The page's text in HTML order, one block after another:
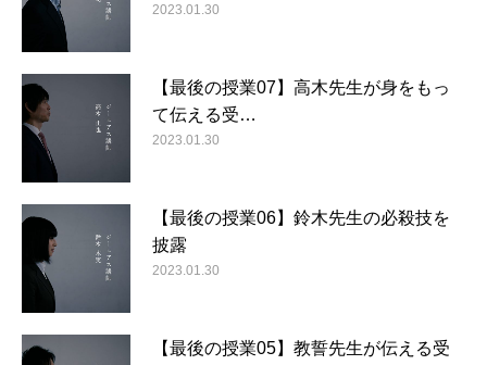
2023.01.30
【最後の授業07】高木先生が身をもっ
て伝える受…
2023.01.30
【最後の授業06】鈴木先生の必殺技を
披露
2023.01.30
【最後の授業05】教誓先生が伝える受